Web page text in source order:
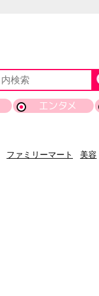
エンタメ
ファミリーマート 美容